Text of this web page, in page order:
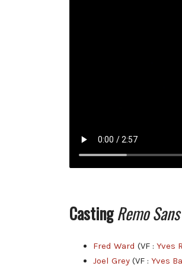
CastingRemo
Fred Ward (VF : Yves
Joel Grey (VF : Yves